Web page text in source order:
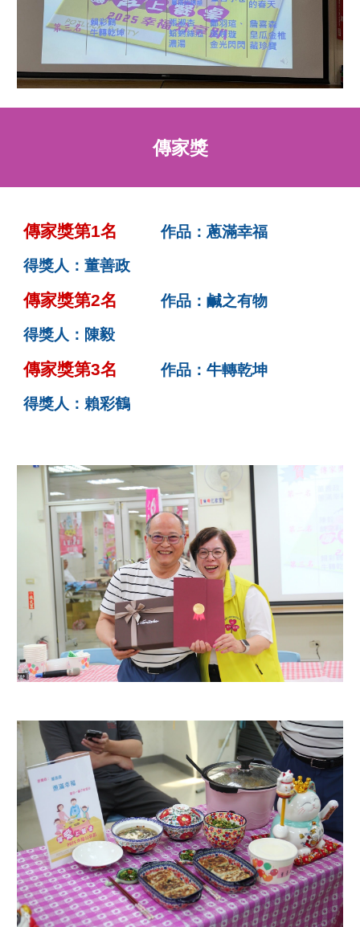
傳家獎
傳家獎第1名作品：蔥滿幸福
得獎人：董善政
傳家獎第2名作品：鹹之有物
得獎人：陳毅
傳家獎第3名作品：牛轉乾坤
得獎人：賴彩鶴